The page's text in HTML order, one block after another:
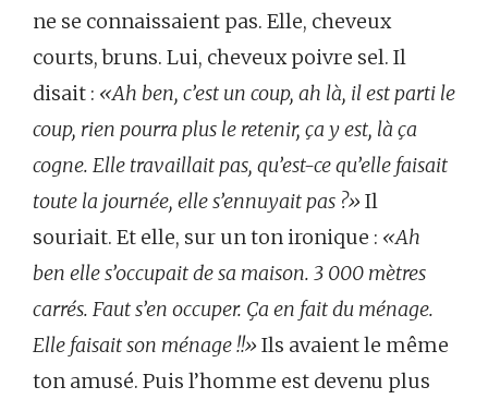
ne se connaissaient pas. Elle, cheveux
courts, bruns. Lui, cheveux poivre sel. Il
disait : «Ah ben, c’est un coup, ah là, il est parti le
coup, rien pourra plus le retenir, ça y est, là ça
cogne. Elle travaillait pas, qu’est-ce qu’elle faisait
toute la journée, elle s’ennuyait pas ?»Il
souriait. Et elle, sur un ton ironique : «Ah
ben elle s’occupait de sa maison. 3 000 mètres
carrés. Faut s’en occuper. Ça en fait du ménage.
Elle faisait son ménage !!»Ils avaient le même
ton amusé. Puis l’homme est devenu plus